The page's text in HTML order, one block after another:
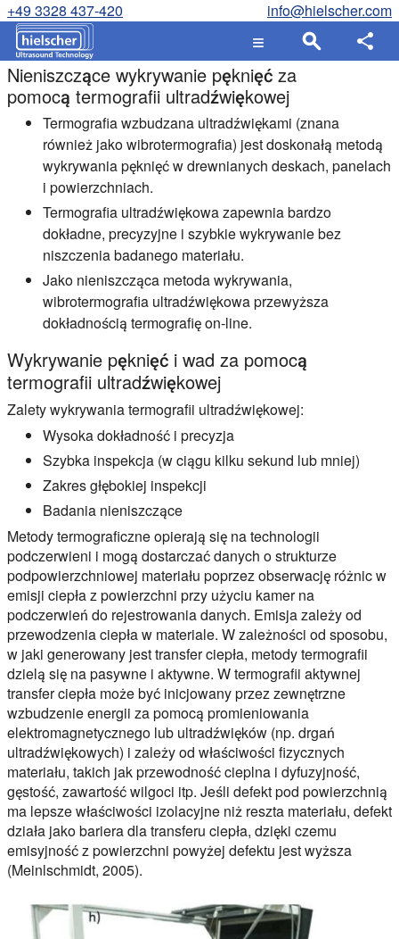
+49 3328 437-420 info@hielscher.com
Nieniszczące wykrywanie pęknięć za
pomocą termografii ultradźwiękowej
Termografia wzbudzana ultradźwiękami (znana
również jako wibrotermografia) jest doskonałą metodą
wykrywania pęknięć w drewnianych deskach, panelach
i powierzchniach.
Termografia ultradźwiękowa zapewnia bardzo
dokładne, precyzyjne i szybkie wykrywanie bez
niszczenia badanego materiału.
Jako nieniszcząca metoda wykrywania,
wibrotermografia ultradźwiękowa przewyższa
dokładnością termografię on-line.
Wykrywanie pęknięć i wad za pomocą
termografii ultradźwiękowej
Zalety wykrywania termografii ultradźwiękowej:
Wysoka dokładność i precyzja
Szybka inspekcja (w ciągu kilku sekund lub mniej)
Zakres głębokiej inspekcji
Badania nieniszczące
Metody termograficzne opierają się na technologii
podczerwieni i mogą dostarczać danych o strukturze
podpowierzchniowej materiału poprzez obserwację różnic w
emisji ciepła z powierzchni przy użyciu kamer na
podczerwień do rejestrowania danych. Emisja zależy od
przewodzenia ciepła w materiale. W zależności od sposobu,
w jaki generowany jest transfer ciepła, metody termografii
dzielą się na pasywne i aktywne. W termografii aktywnej
transfer ciepła może być inicjowany przez zewnętrzne
wzbudzenie energii za pomocą promieniowania
elektromagnetycznego lub ultradźwięków (np. drgań
ultradźwiękowych) i zależy od właściwości fizycznych
materiału, takich jak przewodność cieplna i dyfuzyjność,
gęstość, zawartość wilgoci itp. Jeśli defekt pod powierzchnią
ma lepsze właściwości izolacyjne niż reszta materiału, defekt
działa jako bariera dla transferu ciepła, dzięki czemu
emisyjność z powierzchni powyżej defektu jest wyższa
(Meinlschmidt, 2005).